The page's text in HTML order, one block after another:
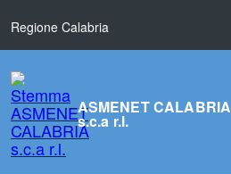
Regione Calabria
ASMENET CALABRIA
s.c.a r.l.